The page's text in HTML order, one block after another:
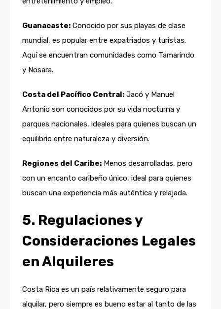
Guanacaste: Conocido por sus playas de clase
mundial, es popular entre expatriados y turistas.
Aquí se encuentran comunidades como Tamarindo
y Nosara.
Costa del Pacífico Central: Jacó y Manuel
Antonio son conocidos por su vida nocturna y
parques nacionales, ideales para quienes buscan un
equilibrio entre naturaleza y diversión.
Regiones del Caribe: Menos desarrolladas, pero
con un encanto caribeño único, ideal para quienes
buscan una experiencia más auténtica y relajada.
5. Regulaciones y
Consideraciones Legales
en Alquileres
Costa Rica es un país relativamente seguro para
alquilar, pero siempre es bueno estar al tanto de las